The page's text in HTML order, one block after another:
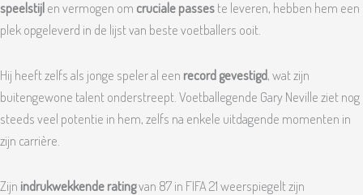
speelstijlen vermogen om cruciale passeste leveren, hebben hem een
plek opgeleverd in de lijst van beste voetballers ooit.
Hij heeft zelfs als jonge speler al een record gevestigd, wat zijn
buitengewone talent onderstreept. Voetballegende Gary Neville ziet nog
steeds veel potentie in hem, zelfs na enkele uitdagende momenten in
zijn carrière.
Zijn indrukwekkende ratingvan 87 in FIFA 21 weerspiegelt zijn